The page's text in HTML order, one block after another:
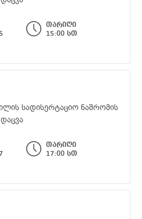
თარიღი
15:00 სთ
სადისერტაციო ნაშრომის
დაცვა
თარიღი
17:00 სთ